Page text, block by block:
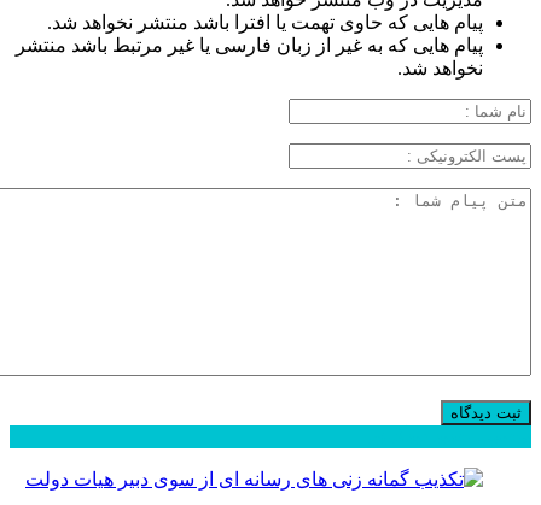
پیام هایی که حاوی تهمت یا افترا باشد منتشر نخواهد شد.
پیام هایی که به غیر از زبان فارسی یا غیر مرتبط باشد منتشر
نخواهد شد.